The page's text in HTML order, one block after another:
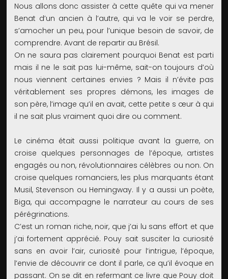
Nous allons donc assister à cette quête qui va mener
Benat d’un ancien à l’autre, qui va le voir se perdre,
s’amocher un peu, pour l’unique besoin de savoir, de
comprendre. Avant de repartir au Brésil.
On ne saura pas clairement pourquoi Benat est parti
mais il ne le sait pas lui-même, sait-on toujours d’où
nous viennent certaines envies ? Mais il n’évite pas
véritablement ses propres démons, les images de
son père, l’image qu’il en avait, cette petite s œur à qui
il ne sait plus vraiment quoi dire ou comment.
Le cinéma était aussi politique avant la guerre, on
croise quelques personnages de l’époque, artistes
engagés ou non, révolutionnaires célèbres ou non. On
croise quelques romanciers, les plus marquants étant
Musil, Stevenson ou Hemingway. Il y a aussi un poète,
Biga, qui accompagne le narrateur au cours de ses
pérégrinations.
C’est un roman riche, noir, que j’ai lu sans effort et que
j’ai fortement apprécié. Pouy sait susciter la curiosité
sans en avoir l’air, curiosité pour l’intrigue, l’époque,
l’envie de découvrir ce dont il parle, ce qu’il évoque en
passant. On se dit en refermant ce livre que Pouy doit